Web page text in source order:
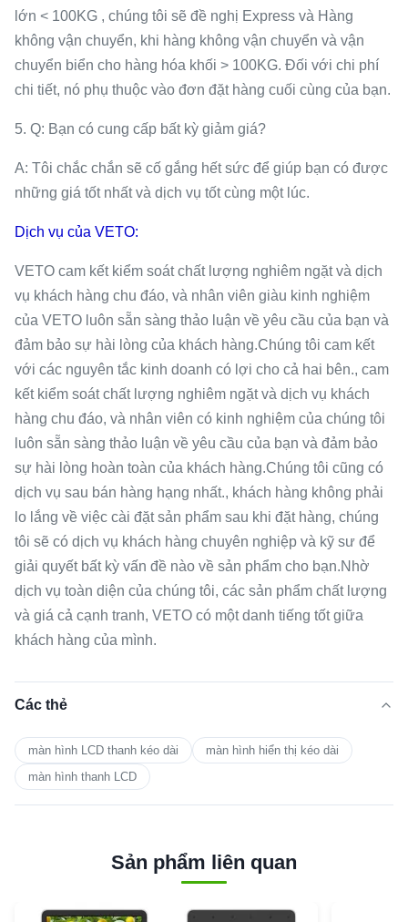
lớn < 100KG , chúng tôi sẽ đề nghị Express và Hàng
không vận chuyển, khi hàng không vận chuyển và vận
chuyển biển cho hàng hóa khối > 100KG. Đối với chi phí
chi tiết, nó phụ thuộc vào đơn đặt hàng cuối cùng của bạn.
5. Q: Bạn có cung cấp bất kỳ giảm giá?
A: Tôi chắc chắn sẽ cố gắng hết sức để giúp bạn có được
những giá tốt nhất và dịch vụ tốt cùng một lúc.
Dịch vụ của VETO:
VETO cam kết kiểm soát chất lượng nghiêm ngặt và dịch
vụ khách hàng chu đáo, và nhân viên giàu kinh nghiệm
của VETO luôn sẵn sàng thảo luận về yêu cầu của bạn và
đảm bảo sự hài lòng của khách hàng.Chúng tôi cam kết
với các nguyên tắc kinh doanh có lợi cho cả hai bên., cam
kết kiểm soát chất lượng nghiêm ngặt và dịch vụ khách
hàng chu đáo, và nhân viên có kinh nghiệm của chúng tôi
luôn sẵn sàng thảo luận về yêu cầu của bạn và đảm bảo
sự hài lòng hoàn toàn của khách hàng.Chúng tôi cũng có
dịch vụ sau bán hàng hạng nhất., khách hàng không phải
lo lắng về việc cài đặt sản phẩm sau khi đặt hàng, chúng
tôi sẽ có dịch vụ khách hàng chuyên nghiệp và kỹ sư để
giải quyết bất kỳ vấn đề nào về sản phẩm cho bạn.Nhờ
dịch vụ toàn diện của chúng tôi, các sản phẩm chất lượng
và giá cả cạnh tranh, VETO có một danh tiếng tốt giữa
khách hàng của mình.
Các thẻ
màn hình LCD thanh kéo dài
màn hình hiển thị kéo dài
màn hình thanh LCD
Sản phẩm liên quan